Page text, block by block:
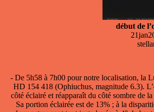
début de
- De 5h58 à 7h00 pour notre localisation, la
HD 154 418 (Ophiuchus, magnitude 6.3).
côté éclairé et réapparaît du côté sombre de
Sa portion éclairée est de 13% ; à la